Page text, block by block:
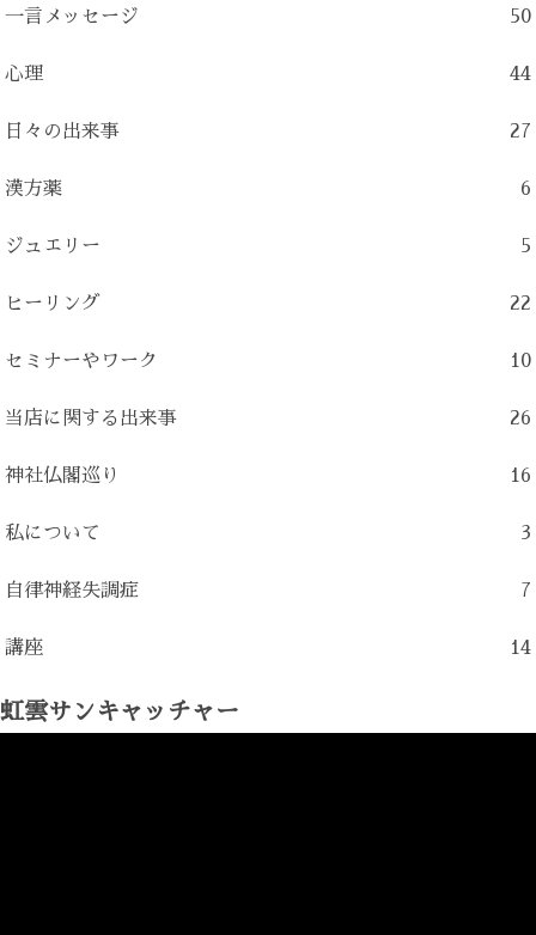
一言メッセージ 50
心理 44
日々の出来事 27
漢方薬 6
ジュエリー 5
ヒーリング 22
セミナーやワーク 10
当店に関する出来事 26
神社仏閣巡り 16
私について 3
自律神経失調症 7
講座 14
虹雲サンキャッチャー